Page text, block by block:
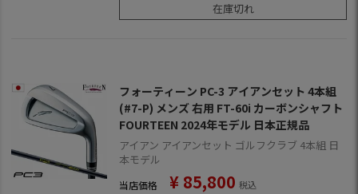
在庫切れ
フォーティーン PC-3 アイアンセット 4本組
(#7-P) メンズ 右用 FT-60i カーボンシャフト
FOURTEEN 2024年モデル 日本正規品
アイアン アイアンセット ゴルフクラブ 4本組 日
本モデル
当店価格 ¥ 85,800 税込